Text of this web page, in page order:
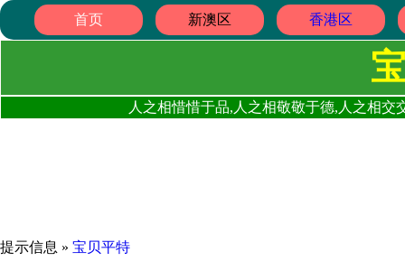
首页 新澳区 香港区
人之相惜惜于品,人之相敬敬于德,人之相
提示信息 » 宝贝平特